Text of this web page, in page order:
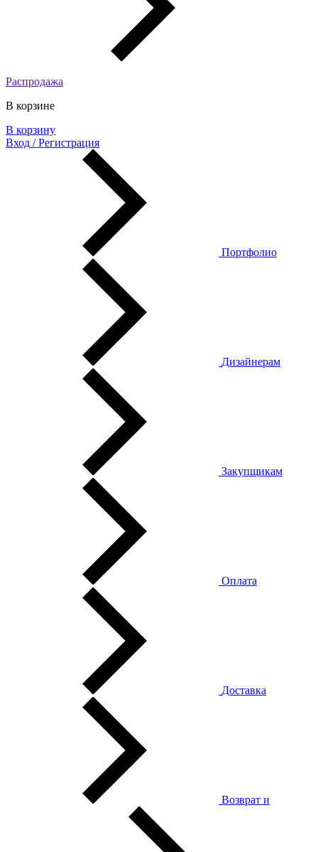
Распродажа
В корзине
В корзину
Вход / Регистрация
Портфолио
Дизайнерам
Закупщикам
Оплата
Доставка
Возврат и